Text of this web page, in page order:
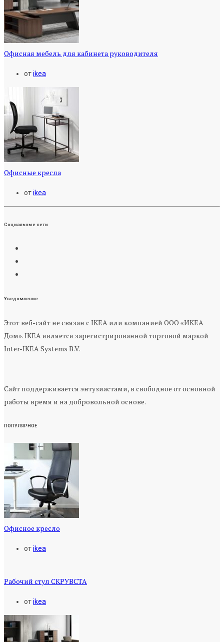
Офисная мебель для кабинета руководителя
отikea
Офисные кресла
отikea
Социальные сети
Уведомление
Этот веб-сайт не связан с IKEA или компанией ООО «ИКЕА
Дом». IKEA является зарегистрированной торговой маркой
Inter-IKEA Systems B.V.
Сайт поддерживается энтузиастами, в свободное от основной
работы время и на добровольной основе.
ПОПУЛЯРНОЕ
Офисное кресло
отikea
Рабочий стул СКРУВСТА
отikea